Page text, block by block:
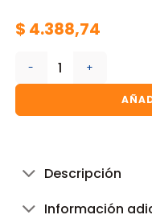
$ 4.388,74
CODO REDUCC. HH 1"
Descripción
Información